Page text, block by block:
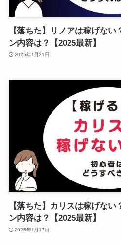
【落ちた】リノアは稼げな
ン内容は？【2025最新】
2025年1月21日
【落ちた】カリスは稼げな
ン内容は？【2025最新】
2025年1月17日